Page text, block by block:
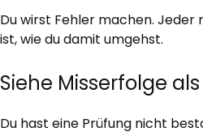
Du wirst Fehler machen. Jeder
ist, wie du damit umgehst.
Siehe Misserfolge
Du hast eine Prüfung nicht